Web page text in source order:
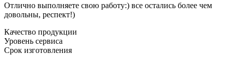
Отлично выполняете свою работу:) все остались более чем
довольны, респект!)
Качество продукции
Уровень сервиса
Срок изготовления